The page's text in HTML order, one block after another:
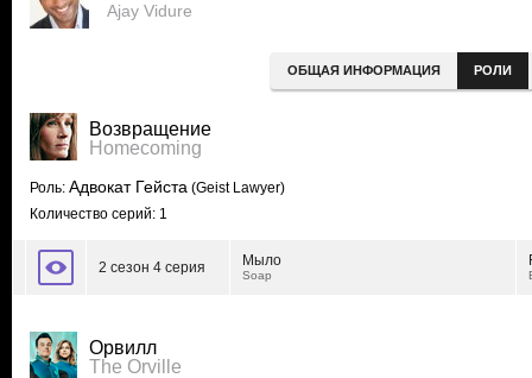
Ajay Vidure
ОБЩАЯ ИНФОРМАЦИЯ РОЛИ
Возвращение
Homecoming
Роль: Адвокат Гейста (Geist Lawyer)
Количество серий: 1
2 сезон 4 серия Мыло
Soap
Орвилл
The Orville